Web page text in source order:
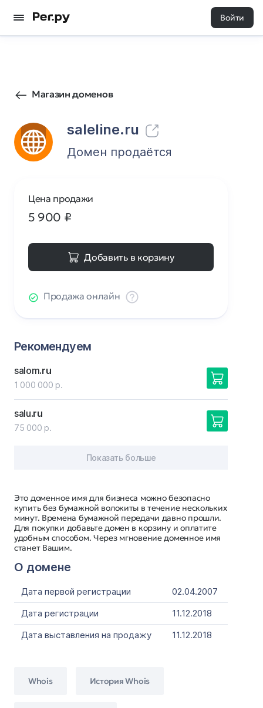
Войти
Магазин доменов
saleline.ru
25 0
Домен продаётся
Это доменное имя для бизнеса можно безопасно
купить без бумажной волокиты в течение нескольких
минут. Времена бумажной передачи давно прошли.
Для покупки добавьте домен в корзину и оплатите
удобным способом. Через мгновение доменное имя
станет Вашим.
О домене
Дата первой регистрации
02.04.2007
Дата регистрации
11.12.2018
Дата выставления на продажу
11.12.2018
Whois История Whois
Цена продажи
5 900 ₽
Добавить в корзину
Продажа онлайн
Рекомендуем
salom.ru
1 000 000 р.
salu.ru
75 000 р.
Показать больше